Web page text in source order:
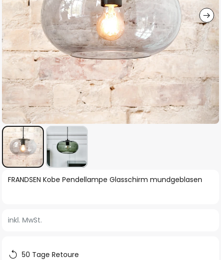
Zum
springen
FRANDSEN Kobe Pendellampe Glasschirm mundgeblasen
inkl. MwSt.
50 Tage Retoure